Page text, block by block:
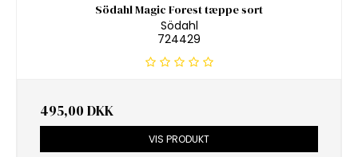
Södahl Magic Forest tæppe sort
Södahl
724429
495,00 DKK
VIS PRODUKT